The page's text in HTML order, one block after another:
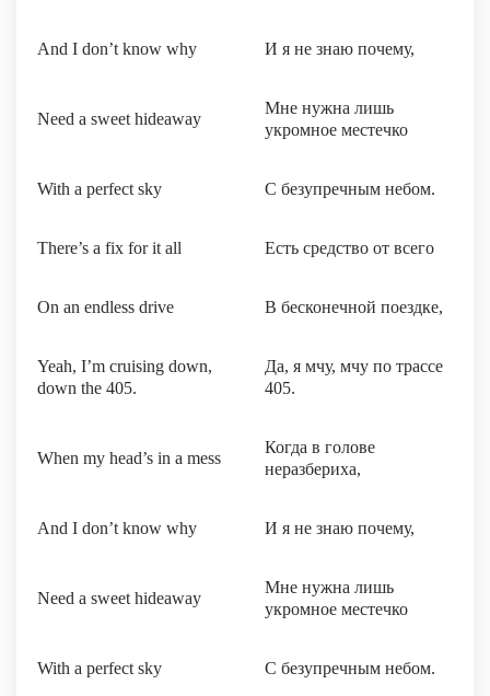
And I don’t know why И я не знаю почему,
Need a sweet hideaway
Мне нужна лишь
укромное местечко
With a perfect sky С безупречным небом.
There’s a fix for it all Есть средство от всего
On an endless drive В бесконечной поездке,
Yeah, I’m cruising down,
down the 405.
Да, я мчу, мчу по трассе
405.
When my head’s in a mess
Когда в голове
неразбериха,
And I don’t know why И я не знаю почему,
Need a sweet hideaway
Мне нужна лишь
укромное местечко
With a perfect sky С безупречным небом.